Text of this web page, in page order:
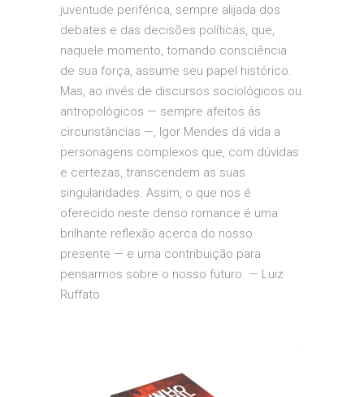
juventude periférica, sempre alijada dos
debates e das decisões políticas, que,
naquele momento, tomando consciência
de sua força, assume seu papel histórico.
Mas, ao invés de discursos sociológicos ou
antropológicos — sempre afeitos às
circunstâncias —, Igor Mendes dá vida a
personagens complexos que, com dúvidas
e certezas, transcendem as suas
singularidades. Assim, o que nos é
oferecido neste denso romance é uma
brilhante reflexão acerca do nosso
presente — e uma contribuição para
pensarmos sobre o nosso futuro. — Luiz
Ruffato